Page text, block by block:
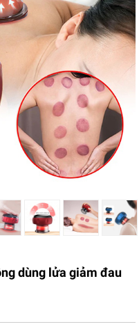
dùng lửa giảm đau